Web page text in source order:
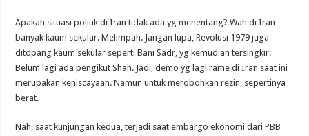
Apakah situasi politik di Iran tidak ada yg menentang? Wah di Iran
banyak kaum sekular. Melimpah. Jangan lupa, Revolusi 1979 juga
ditopang kaum sekular seperti Bani Sadr, yg kemudian tersingkir.
Belum lagi ada pengikut Shah. Jadi, demo yg lagi rame di Iran saat ini
merupakan keniscayaan. Namun untuk merobohkan rezin, sepertinya
berat.
Nah, saat kunjungan kedua, terjadi saat embargo ekonomi dari PBB